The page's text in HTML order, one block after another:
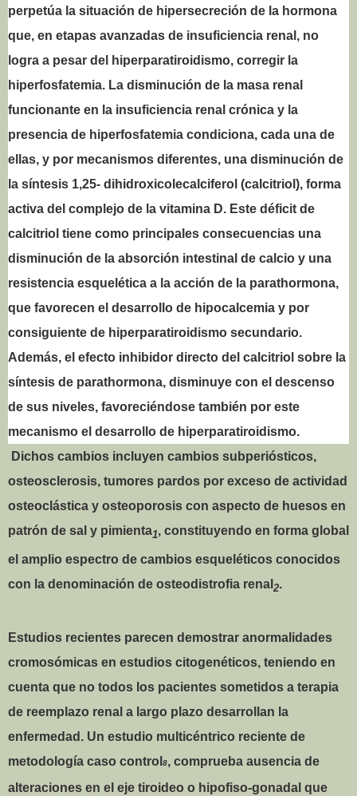
perpetúa la situación de hipersecreción de la hormona
que, en etapas avanzadas de insuficiencia renal, no
logra a pesar del hiperparatiroidismo, corregir la
hiperfosfatemia. La disminución de la masa renal
funcionante en la insuficiencia renal crónica y la
presencia de hiperfosfatemia condiciona, cada una de
ellas, y por mecanismos diferentes, una disminución de
la síntesis 1,25- dihidroxicolecalciferol (calcitriol), forma
activa del complejo de la vitamina D. Este déficit de
calcitriol tiene como principales consecuencias una
disminución de la absorción intestinal de calcio y una
resistencia esquelética a la acción de la parathormona,
que favorecen el desarrollo de hipocalcemia y por
consiguiente de hiperparatiroidismo secundario.
Además, el efecto inhibidor directo del calcitriol sobre la
síntesis de parathormona, disminuye con el descenso
de sus niveles, favoreciéndose también por este
mecanismo el desarrollo de hiperparatiroidismo.
Dichos cambios incluyen cambios subperiósticos,
osteosclerosis, tumores pardos por exceso de actividad
osteoclástica y osteoporosis con aspecto de huesos en
patrón de sal y pimienta1, constituyendo en forma global
el amplio espectro de cambios esqueléticos conocidos
con la denominación de osteodistrofia renal 2.
Estudios recientes parecen demostrar anormalidades
cromosómicas en estudios citogenéticos, teniendo en
cuenta que no todos los pacientes sometidos a terapia
de reemplazo renal a largo plazo desarrollan la
enfermedad. Un estudio multicéntrico reciente de
metodología caso control 8, comprueba ausencia de
alteraciones en el eje tiroideo o hipofiso-gonadal que